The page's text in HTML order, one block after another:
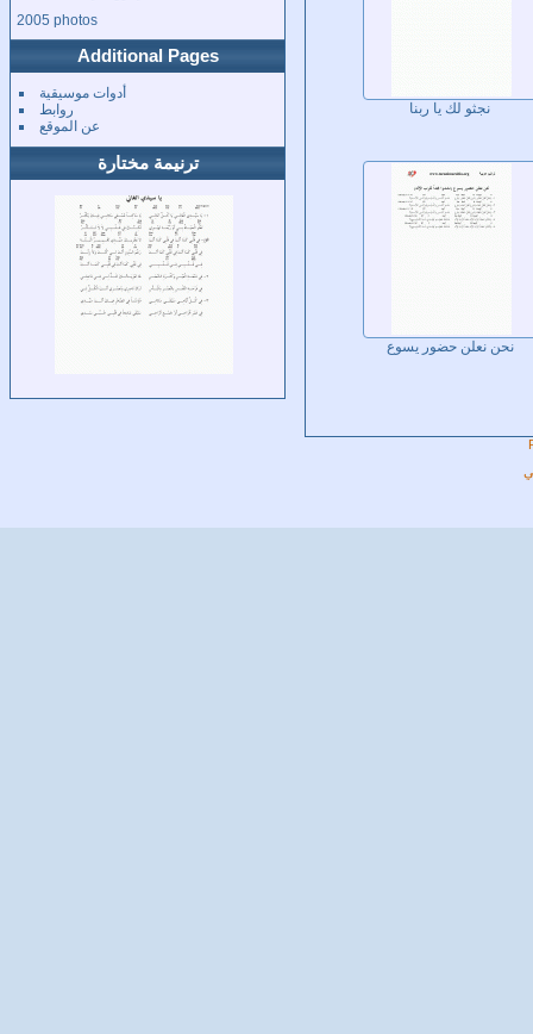
2005 photos
Additional Pages
أدوات موسيقية
روابط
عن الموقع
ترنيمة مختارة
نجثو لك يا ربنا
نحن نعلن حضور يسوع